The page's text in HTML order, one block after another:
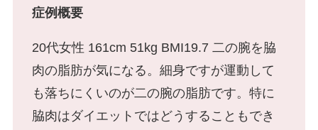
身体の施術
症例概要
20代女性 161cm 51kg BMI19.7 二の腕を脇
肉の脂肪が気になる。細身ですが運動して
も落ちにくいのが二の腕の脂肪です。特に
脇肉はダイエットではどうすることもでき